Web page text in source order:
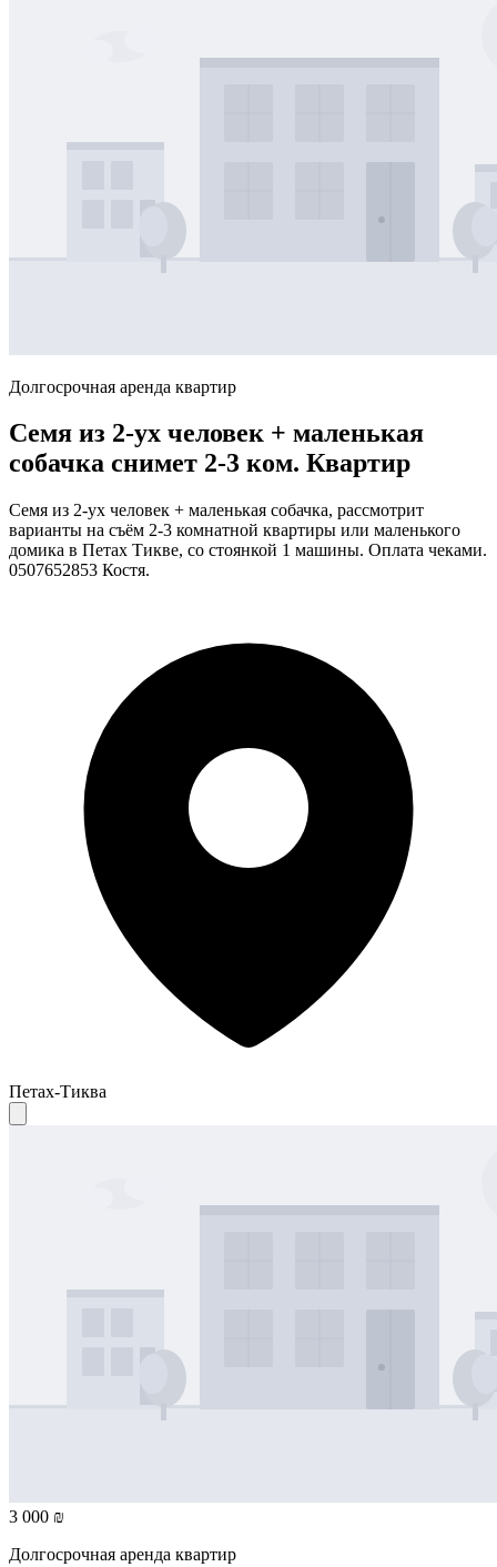
Долгосрочная аренда квартир
Семя из 2-ух человек + маленькая
собачка снимет 2-3 ком. Квартир
Семя из 2-ух человек + маленькая собачка, рассмотрит
варианты на съём 2-3 комнатной квартиры или маленького
домика в Петах Тикве, со стоянкой 1 машины. Оплата чеками.
0507652853 Костя.
Петах-Тиква
3 000 ₪
Долгосрочная аренда квартир